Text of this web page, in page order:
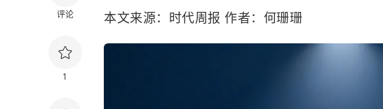
评论
1
本文来源：时代周报 作者：何珊珊